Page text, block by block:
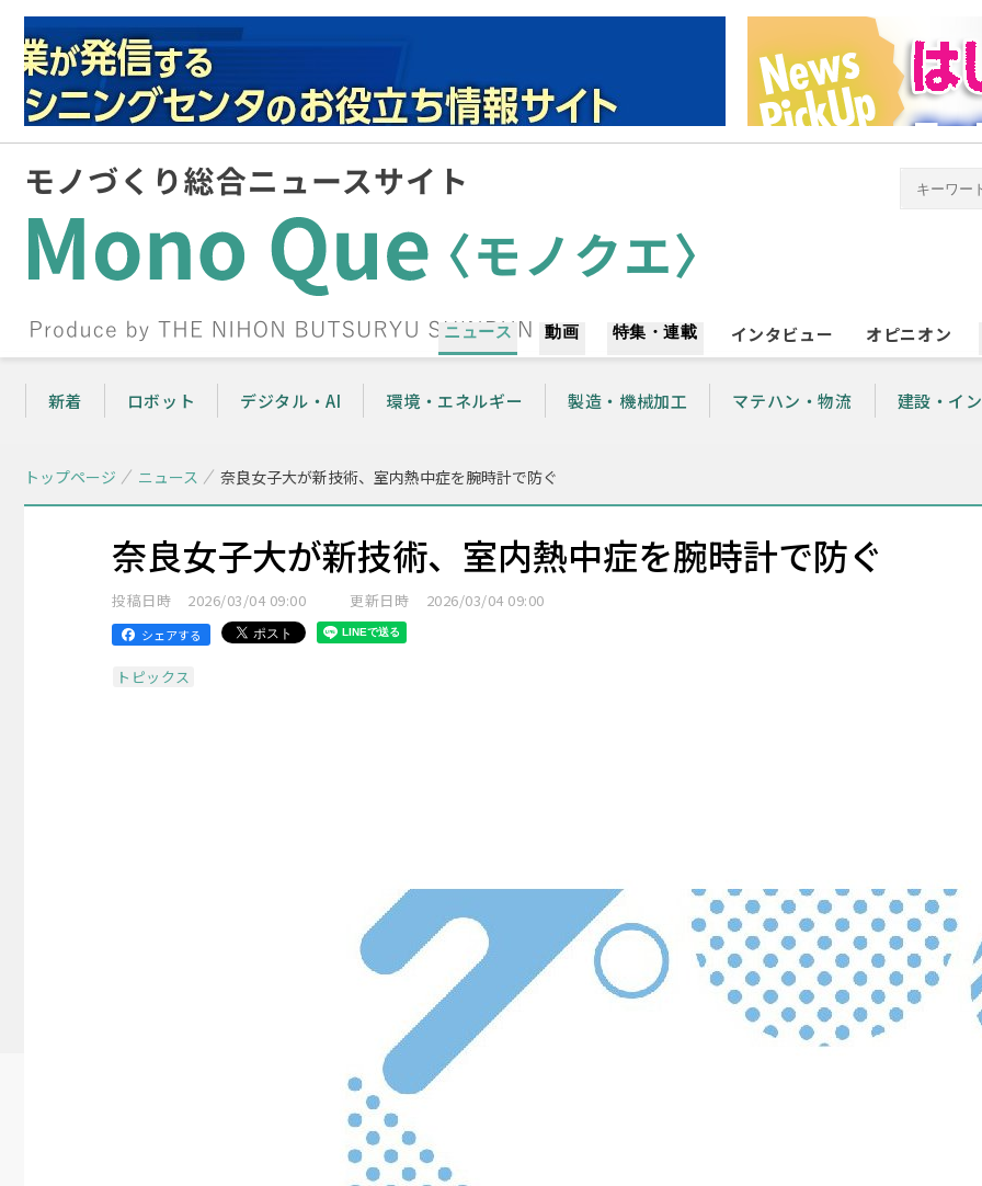
ニュース 動画 特集・連載 インタビュー オピニオン
新着 ロボット デジタル・AI 環境・エネルギー 製造・機械加工 マテハン・物流 建設・イ
トップページ ニュース 奈良女子大が新技術、室内熱中症を腕時計で防ぐ
奈良女子大が新技術、室内熱中症を腕時計で防ぐ
投稿日時 2026/03/04 09:00 更新日時 2026/03/04 09:00
シェアする
トピックス